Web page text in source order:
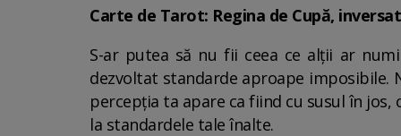
Carte de Tarot: Regina de Cupă,
S-ar putea să nu fii ceea ce alții ar
dezvoltat standarde aproape imposibile.
percepția ta apare ca fiind cu susul în jos,
la standardele tale înalte.